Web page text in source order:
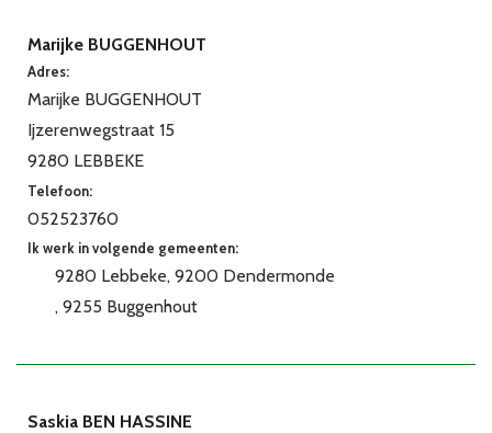
Marijke BUGGENHOUT
Adres:
Marijke BUGGENHOUT
Ijzerenwegstraat 15
9280 LEBBEKE
Telefoon:
052523760
Ik werk in volgende gemeenten:
9280 Lebbeke 9200 Dendermonde
9255 Buggenhout
Saskia BEN HASSINE